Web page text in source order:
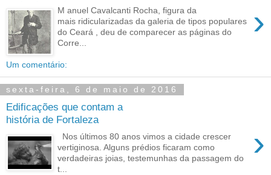
›
M anuel Cavalcanti Rocha, figura da
mais ridicularizadas da galeria de tipos populares
do Ceará , deu de comparecer as páginas do
Corre...
Um comentário:
sexta-feira, 6 de maio de 2016
Edificações que contam a
história de Fortaleza
›
Nos últimos 80 anos vimos a cidade crescer
vertiginosa. Alguns prédios ficaram como
verdadeiras joias, testemunhas da passagem do
t...